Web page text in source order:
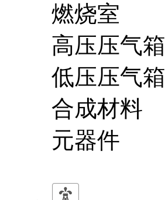
燃烧室
高压压气箱
低压压气箱
合成材料
元器件